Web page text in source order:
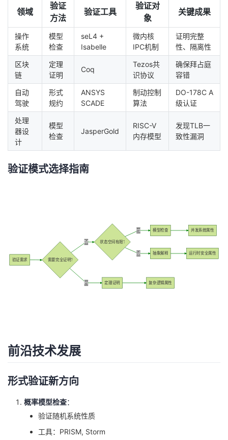
领域
验证
方法
验证工具
验证对
象
关键成果
操作
系统
模型
检查
seL4 +
Isabelle
微内核
IPC机制
证明完整
性、隔离性
区块
链
定理
证明
Coq
Tezos共
识协议
确保拜占庭
容错
自动
驾驶
形式
规约
ANSYS
SCADE
制动控制
算法
DO-178C A
级认证
处理
器设
计
模型
检查
JasperGold
RISC-V
内存模型
发现TLB一
致性漏洞
验证模式选择指南
是
否
是
否
验证需求
需要完全证明?
定理证明
状态空间有限?
模型检查
抽象解释
复杂逻辑属性
并发系统属性
运行时安全属性
前沿技术发展
形式验证新方向
概率模型检查：
验证随机系统性质
工具：PRISM, Storm